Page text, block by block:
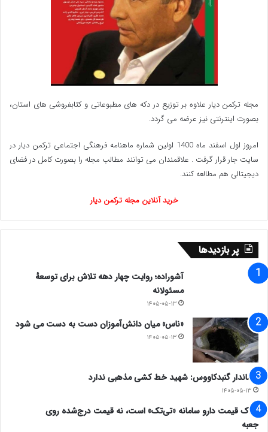
نکند. آیا این داستان، پایان خوشی خواهد داشت؟ همه چیز به
مجله ترکمن دیار علاوه بر توزیع در دکه های مطبوعاتی و کتابفروشی های استان،
بصورت اینترنتی نیز عرضه می گردد.‌
امروز اول اسفند ماه 1400 اولین شماره ماهنامه فرهنگی اجتماعی ترکمن دیار در
سایت جار قرار گرفت . علاقمندان می توانند مطالب مجله را بصورت کامل در فضای
دیجیتالی هم مطالعه کنند.
خرید آنلاین مجله ترکمن دیار
پر بازدیدها
آشوراده؛ روایت چهار دهه تلاش برای توسعهٔ
مسئولانه
۱۴۰۵-۰۵-۱۳
«ناس» میان دانش‌آموزان دست به دست می شود
۱۴۰۵-۰۵-۱۳
فرماندار گنبدکاووس: شهید خط کشی مذهبی ندارد
۱۴۰۵-۰۵-۱۳
ملاک قیمت دارو سامانه «تی‌تک» است، نه قیمت درج‌شده روی
جعبه